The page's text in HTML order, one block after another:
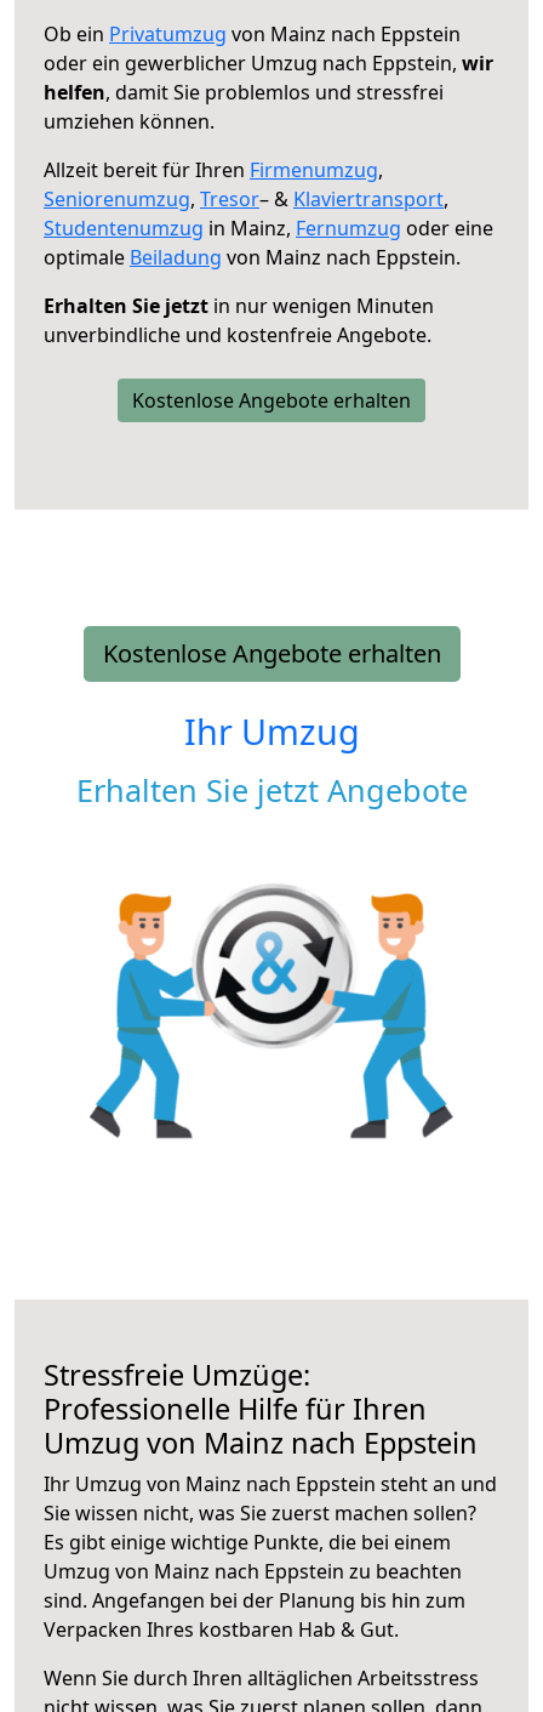
Ob ein Privatumzug von Mainz nach Eppstein
oder ein gewerblicher Umzug nach Eppstein, wir
helfen, damit Sie problemlos und stressfrei
umziehen können.
Allzeit bereit für Ihren Firmenumzug,
Seniorenumzug, Tresor– & Klaviertransport,
Studentenumzug in Mainz, Fernumzug oder eine
optimale Beiladung von Mainz nach Eppstein.
Erhalten Sie jetzt in nur wenigen Minuten
unverbindliche und kostenfreie Angebote.
Kostenlose Angebote erhalten
Kostenlose Angebote erhalten
Ihr Umzug
Erhalten Sie jetzt Angebote
Stressfreie Umzüge:
Professionelle Hilfe für Ihren
Umzug von Mainz nach Eppstein
Ihr Umzug von Mainz nach Eppstein steht an und
Sie wissen nicht, was Sie zuerst machen sollen?
Es gibt einige wichtige Punkte, die bei einem
Umzug von Mainz nach Eppstein zu beachten
sind. Angefangen bei der Planung bis hin zum
Verpacken Ihres kostbaren Hab & Gut.
Wenn Sie durch Ihren alltäglichen Arbeitsstress